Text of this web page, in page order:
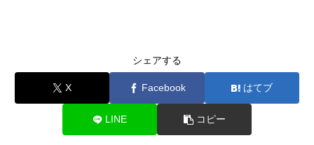
シェアする
X Facebook はてブ
LINE コピー